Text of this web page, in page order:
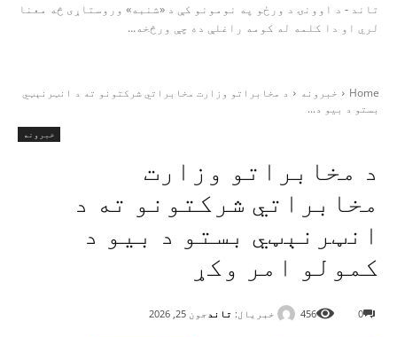
تاند - د اوونۍ د ورځو په نومونو کې د «شنبه» وروستاړی څه معنا
لري او دا کلمه له کومه راغلې ده چې ورڅخه...